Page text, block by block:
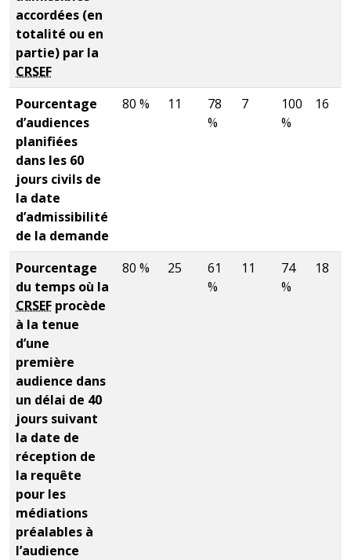
accordées (en
totalité ou en
partie) par la
CRSEF
Pourcentage
d’audiences
planifiées
dans les 60
jours civils de
la date
d’admissibilité
de la demande
80 % 11
78
%
7
100
%
16
Pourcentage
du temps où la
CRSEF procède
à la tenue
d’une
première
audience dans
un délai de 40
jours suivant
la date de
réception de
la requête
pour les
médiations
préalables à
l’audience
80 % 25
61
%
11
74
%
18